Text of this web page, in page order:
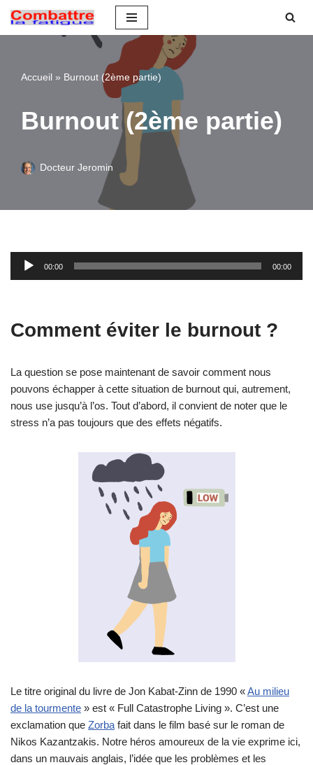
Aller
contenu
Accueil » Burnout (2ème partie)
Burnout (2ème partie)
Docteur Jeromin
e
a
u
d
i
00:00 00:00
Comment éviter le burnout ?
La question se pose maintenant de savoir comment nous
pouvons échapper à cette situation de burnout qui, autrement,
nous use jusqu’à l’os. Tout d’abord, il convient de noter que le
stress n’a pas toujours que des effets négatifs.
Le titre original du livre de Jon Kabat-Zinn de 1990 «Au milieu
de la tourmente » est « Full Catastrophe Living ». C’est une
exclamation que Zorba fait dans le film basé sur le roman de
Nikos Kazantzakis. Notre héros amoureux de la vie exprime ici,
dans un mauvais anglais, l’idée que les problèmes et les